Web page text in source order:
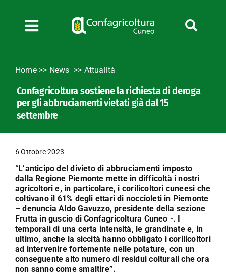
contenuto
Toggle
News
Bandi
Formazione
Convenzioni
L’Agricoltore cuneese
Fotogallery
Lavora con noi
Contatti
Home>> News Attualità
Confagricoltura sostiene la richiesta di deroga
per gli abbruciamenti vietati già dal 15
settembre
6 Ottobre 2023
“L’anticipo del divieto di abbruciamenti imposto
dalla Regione Piemonte mette in difficoltà i nostri
agricoltori e, in particolare, i corilicoltori cuneesi che
coltivano il 61% degli ettari di noccioleti in Piemonte
– denuncia Aldo Gavuzzo, presidente della sezione
Frutta in guscio di Confagricoltura Cuneo -. I
temporali di una certa intensità, le grandinate e, in
ultimo, anche la siccità hanno obbligato i corilicoltori
ad intervenire fortemente nelle potature, con un
conseguente alto numero di residui colturali che ora
non sanno come smaltire”.